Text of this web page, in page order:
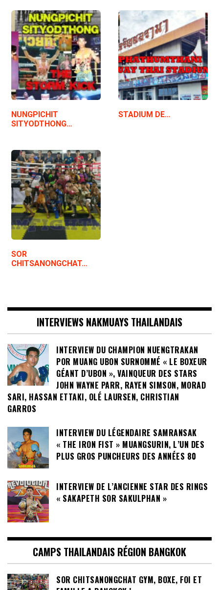
NUNGPICHIT
SITYODTHONG…
STADIUM DE…
SOR
CHITSANONGCHAT…
INTERVIEWS NAKMUAYS THAILANDAIS
INTERVIEW DU CHAMPION NUENGTRAKAN
POR MUANG UBON SURNOMMÉ « LE BOXEUR
GÉANT D’UBON », VAINQUEUR DES STARS
JOHN WAYNE PARR, RAYEN SIMSON, MORAD
SARI, HASSAN ETTAKI, OLÉ LAURSEN, CHRISTIAN
GARROS
INTERVIEW DU LÉGENDAIRE SAMRANSAK
« THE IRON FIST » MUANGSURIN, L’UN DES
PLUS GROS PUNCHEURS DES ANNÉES 80
INTERVIEW DE L’ANCIENNE STAR DES RINGS
« SAKAPETH SOR SAKULPHAN »
CAMPS THAILANDAIS RÉGION BANGKOK
SOR CHITSANONGCHAT GYM, BOXE, FOI ET